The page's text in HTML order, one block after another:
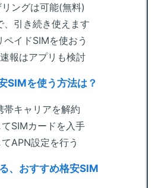
ングは可能(無料)
、引き続き使えます
イドSIMを使おう
報はアプリも検討
SIMを使う方法は？
帯キャリアを解約
SIMカードを入手
APN設定を行う
、おすすめ格安SIM